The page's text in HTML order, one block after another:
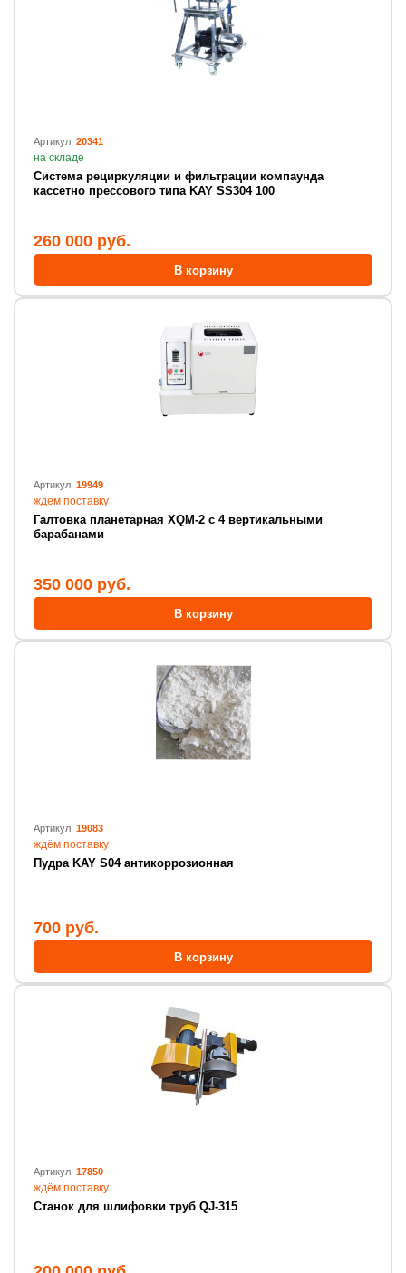
Артикул: 20341
на складе
Система рециркуляции и фильтрации компаунда
кассетно прессового типа KAY SS304 100
260 000 руб.
В корзину
Артикул: 19949
ждём поставку
Галтовка планетарная XQM-2 с 4 вертикальными
барабанами
350 000 руб.
В корзину
Артикул: 19083
ждём поставку
Пудра KAY S04 антикоррозионная
700 руб.
В корзину
Артикул: 17850
ждём поставку
Станок для шлифовки труб QJ-315